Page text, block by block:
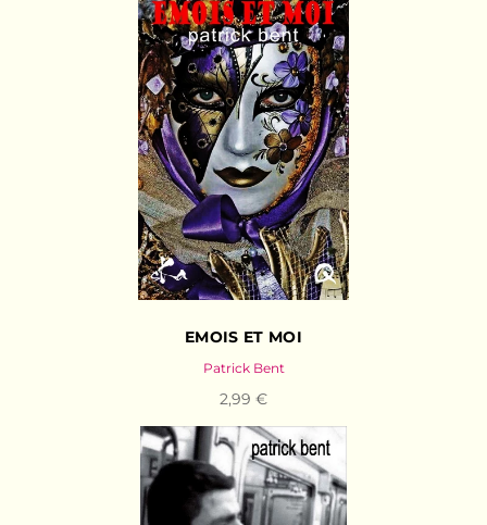
EMOIS ET MOI
Patrick Bent
2,99 €